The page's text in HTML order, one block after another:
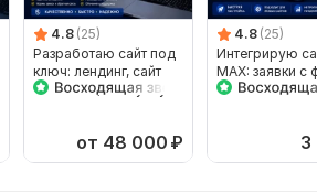
4.8 (25)
Разработаю сайт под
ключ: лендинг, сайт
компании, сайт услуг
от 48 000 ₽
4.8 (25)
Интегрирую
MAX: заявки
в чат
3